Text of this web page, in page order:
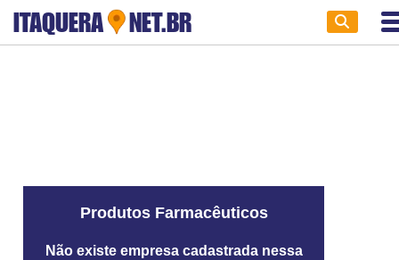
ITAQUERA NET.BR
Produtos Farmacêuticos
Não existe empresa cadastrada nessa